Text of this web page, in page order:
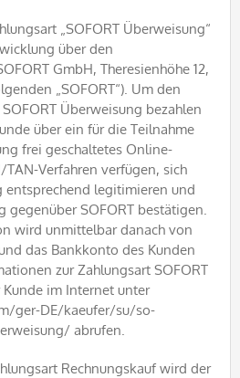
„SOFORT Überweisung“
über den
GmbH, Theresienhöhe 12,
„SOFORT“). Um den
Überweisung bezahlen
über ein für die Teilnahme
frei geschaltetes Online-
Verfahren verfügen, sich
entsprechend legitimieren und
gegenüber SOFORT bestätigen.
wird unmittelbar danach von
das Bankkonto des Kunden
zur Zahlungsart SOFORT
im Internet unter
ger-DE/kaeufer/su/so-
abrufen.
Rechnungskauf wird der